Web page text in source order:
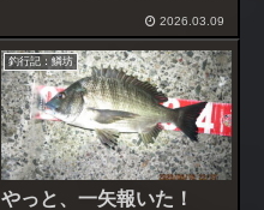
2026.03.09
釣行記：鱗坊
やっと、一矢報いた！